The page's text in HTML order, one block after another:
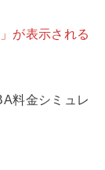
が表示される
料金シミュレ